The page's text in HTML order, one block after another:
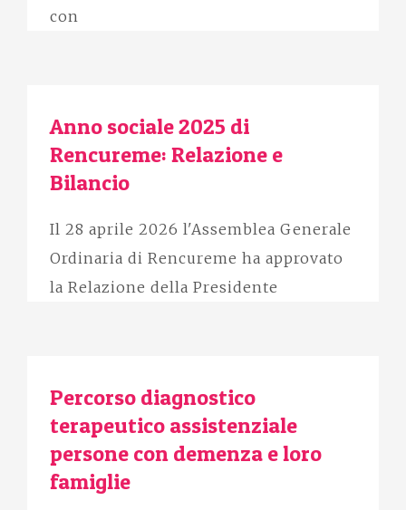
con
Anno sociale 2025 di
Rencureme: Relazione e
Bilancio
Il 28 aprile 2026 l'Assemblea Generale
Ordinaria di Rencureme ha approvato
la Relazione della Presidente
Percorso diagnostico
terapeutico assistenziale
persone con demenza e loro
famiglie